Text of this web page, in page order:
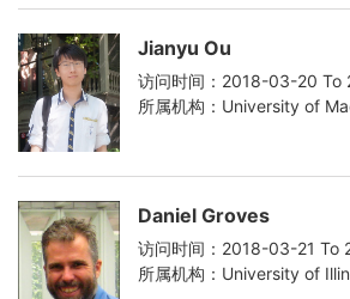
Jianyu Ou
访问时间：2018-03-20 To
所属机构：University of
Daniel Groves
访问时间：2018-03-21 To
所属机构：University of